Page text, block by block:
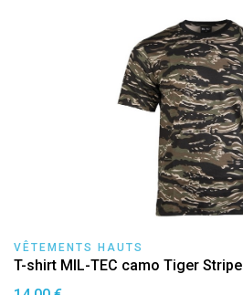
VÊTEMENTS HAUTS
T-shirt MIL-TEC camo Tiger Stripe